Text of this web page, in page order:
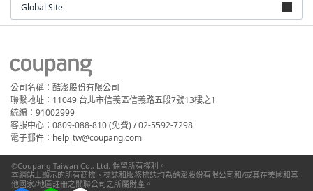
Global Site
公司名稱：酷澎股份有限公司
聯繫地址：11049 台北市信義區信義路五段7號13樓之1
統編：91002999
客服中心：0809-088-810 (免費) / 02-5592-7298
電子郵件：help_tw@coupang.com
©Coupang Taiwan Co., Ltd. 保留所有權利。
本網站上顯示的所有商標、標誌和服務標誌均為酷澎股份有限公司和/或其在美國和其
他國家/地區註冊之關聯公司之所屬財產。